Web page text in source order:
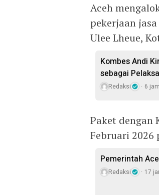
Aceh
pekerjaan
Ulee Lheue,
Kombes Andi
sebagai
Redaksi 6 jam
Paket dengan
Februari 2026
Pemerintah
Redaksi 17